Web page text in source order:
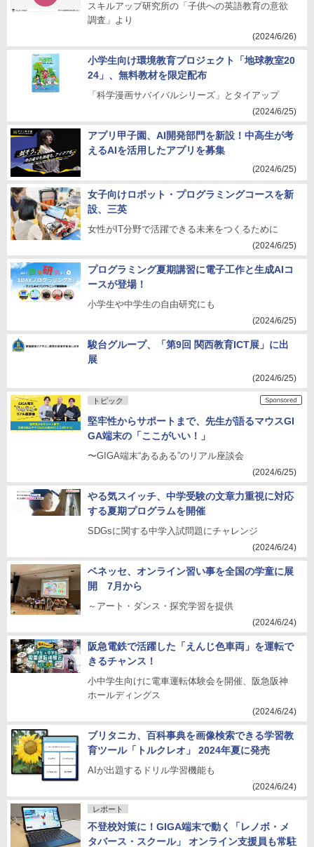
スキルアップ研究所の「子供への英語教育の意欲
調査」より
(2024/6/26)
小学生向け環境教育プロジェクト「地球教室20
24」、無料教材を限定配布
「科学漫画サバイバルシリーズ」とタイアップ
(2024/6/25)
アプリ甲子園、AI開発部門を新設！中高生が考
えるAIを活用したアプリを募集
(2024/6/25)
女子向けロボット・プログラミングコースを新
設、三英
女性がIT分野で活躍できる未来をつくるために
(2024/6/25)
プログラミング夏期講習に電子工作と生成AIコ
ースが登場！
小学生や中学生の自由研究にも
(2024/6/25)
駿台グループ、「第9回 関西教育ICT展」に出
展
(2024/6/25)
トピック
堅牢性からサポートまで、先生が語るマウスGI
GA端末の「ここがいい！」
〜GIGA端末“あるある”のリアル座談会
(2024/6/25)
やる気スイッチ、中学受験の文章力重視に対応
する夏期プログラムを開催
SDGsに関する中学入試問題にチャレンジ
(2024/6/24)
ベネッセ、オンライン習い事を全国の学童に展
開 7月から
～アート・ダンス・探究学習を提供
(2024/6/24)
阪急電鉄で活躍した「えんじ色車両」を運転で
きるチャンス！
小中学生向けに電車運転体験会を開催、阪急阪神
ホールディングス
(2024/6/24)
ブリタニカ、百科事典を画像検索できる学習教
育ツール「トルクレオ」 2024年夏に発売
AIが出題するドリル学習機能も
(2024/6/24)
レポート
不登校対策に！GIGA端末で動く「レノボ・メ
タバース・スクール」 オンライン支援員も常駐